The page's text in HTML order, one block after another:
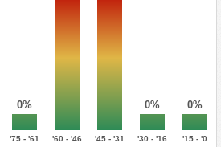
0% 0% 0%
61' - 75' 46' - 60' 31' - 45' 16' - 30' 0' - 15'